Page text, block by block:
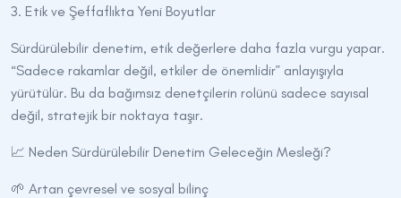
3. Etik ve Şeffaflıkta Yeni Boyutlar
Sürdürülebilir denetim, etik değerlere daha fazla vurgu yapar.
“Sadece rakamlar değil, etkiler de önemlidir” anlayışıyla
yürütülür. Bu da bağımsız denetçilerin rolünü sadece sayısal
değil, stratejik bir noktaya taşır.
📈 Neden Sürdürülebilir Denetim Geleceğin Mesleği?
🌱 Artan çevresel ve sosyal bilinç